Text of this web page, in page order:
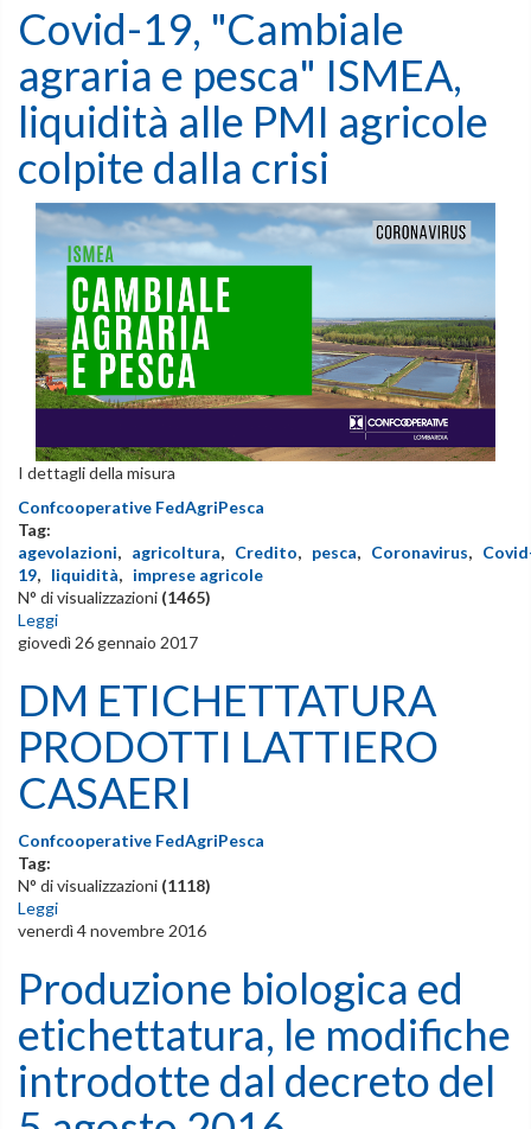
Covid-19, "Cambiale
agraria e pesca" ISMEA,
liquidità alle PMI agricole
colpite dalla crisi
I dettagli della misura
Confcooperative FedAgriPesca
Tag:
agevolazioni, agricoltura, Credito, pesca, Coronavirus,
19, liquidità, imprese agricole
N° di visualizzazioni (1465)
Leggi
giovedì 26 gennaio 2017
DM ETICHETTATURA
PRODOTTI LATTIERO
CASAERI
Confcooperative FedAgriPesca
Tag:
N° di visualizzazioni (1118)
Leggi
venerdì 4 novembre 2016
Produzione biologica ed
etichettatura, le modifiche
introdotte dal decreto del